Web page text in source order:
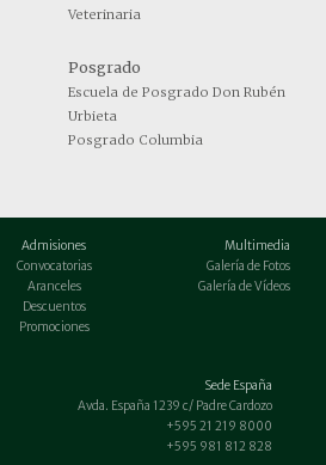
Veterinaria
Posgrado
Escuela de Posgrado Don Rubén
Urbieta
Posgrado Columbia
Admisiones
Convocatorias
Aranceles
Descuentos
Promociones
Multimedia
Galería de Fotos
Galería de Vídeos
Sede España
Avda. España 1239 c/ Padre Cardozo
+595 21 219 8000
+595 981 812 828